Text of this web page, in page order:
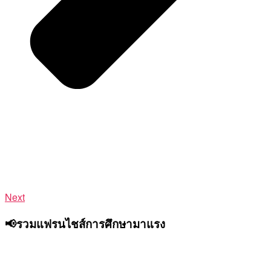
Next
📢รวมแฟรนไชส์การศึกษามาแรง